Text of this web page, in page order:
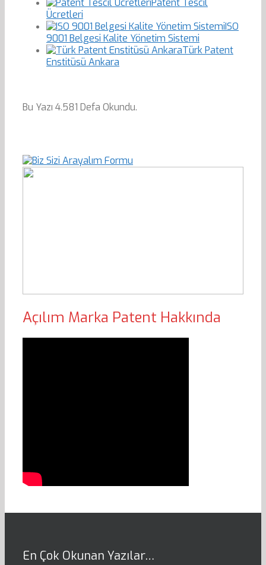
Patent Tescil
Ücretleri
ISO
9001 Belgesi Kalite Yönetim Sistemi
Türk Patent
Enstitüsü Ankara
Bu Yazı 4.581 Defa Okundu.
Açılım Marka Patent Hakkında
En Çok Okunan Yazılar…